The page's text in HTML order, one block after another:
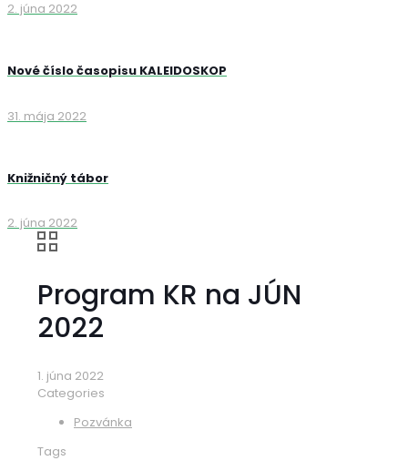
2. júna 2022
Nové číslo časopisu KALEIDOSKOP
31. mája 2022
Knižničný tábor
2. júna 2022
Program KR na JÚN
2022
1. júna 2022
Categories
Pozvánka
Tags